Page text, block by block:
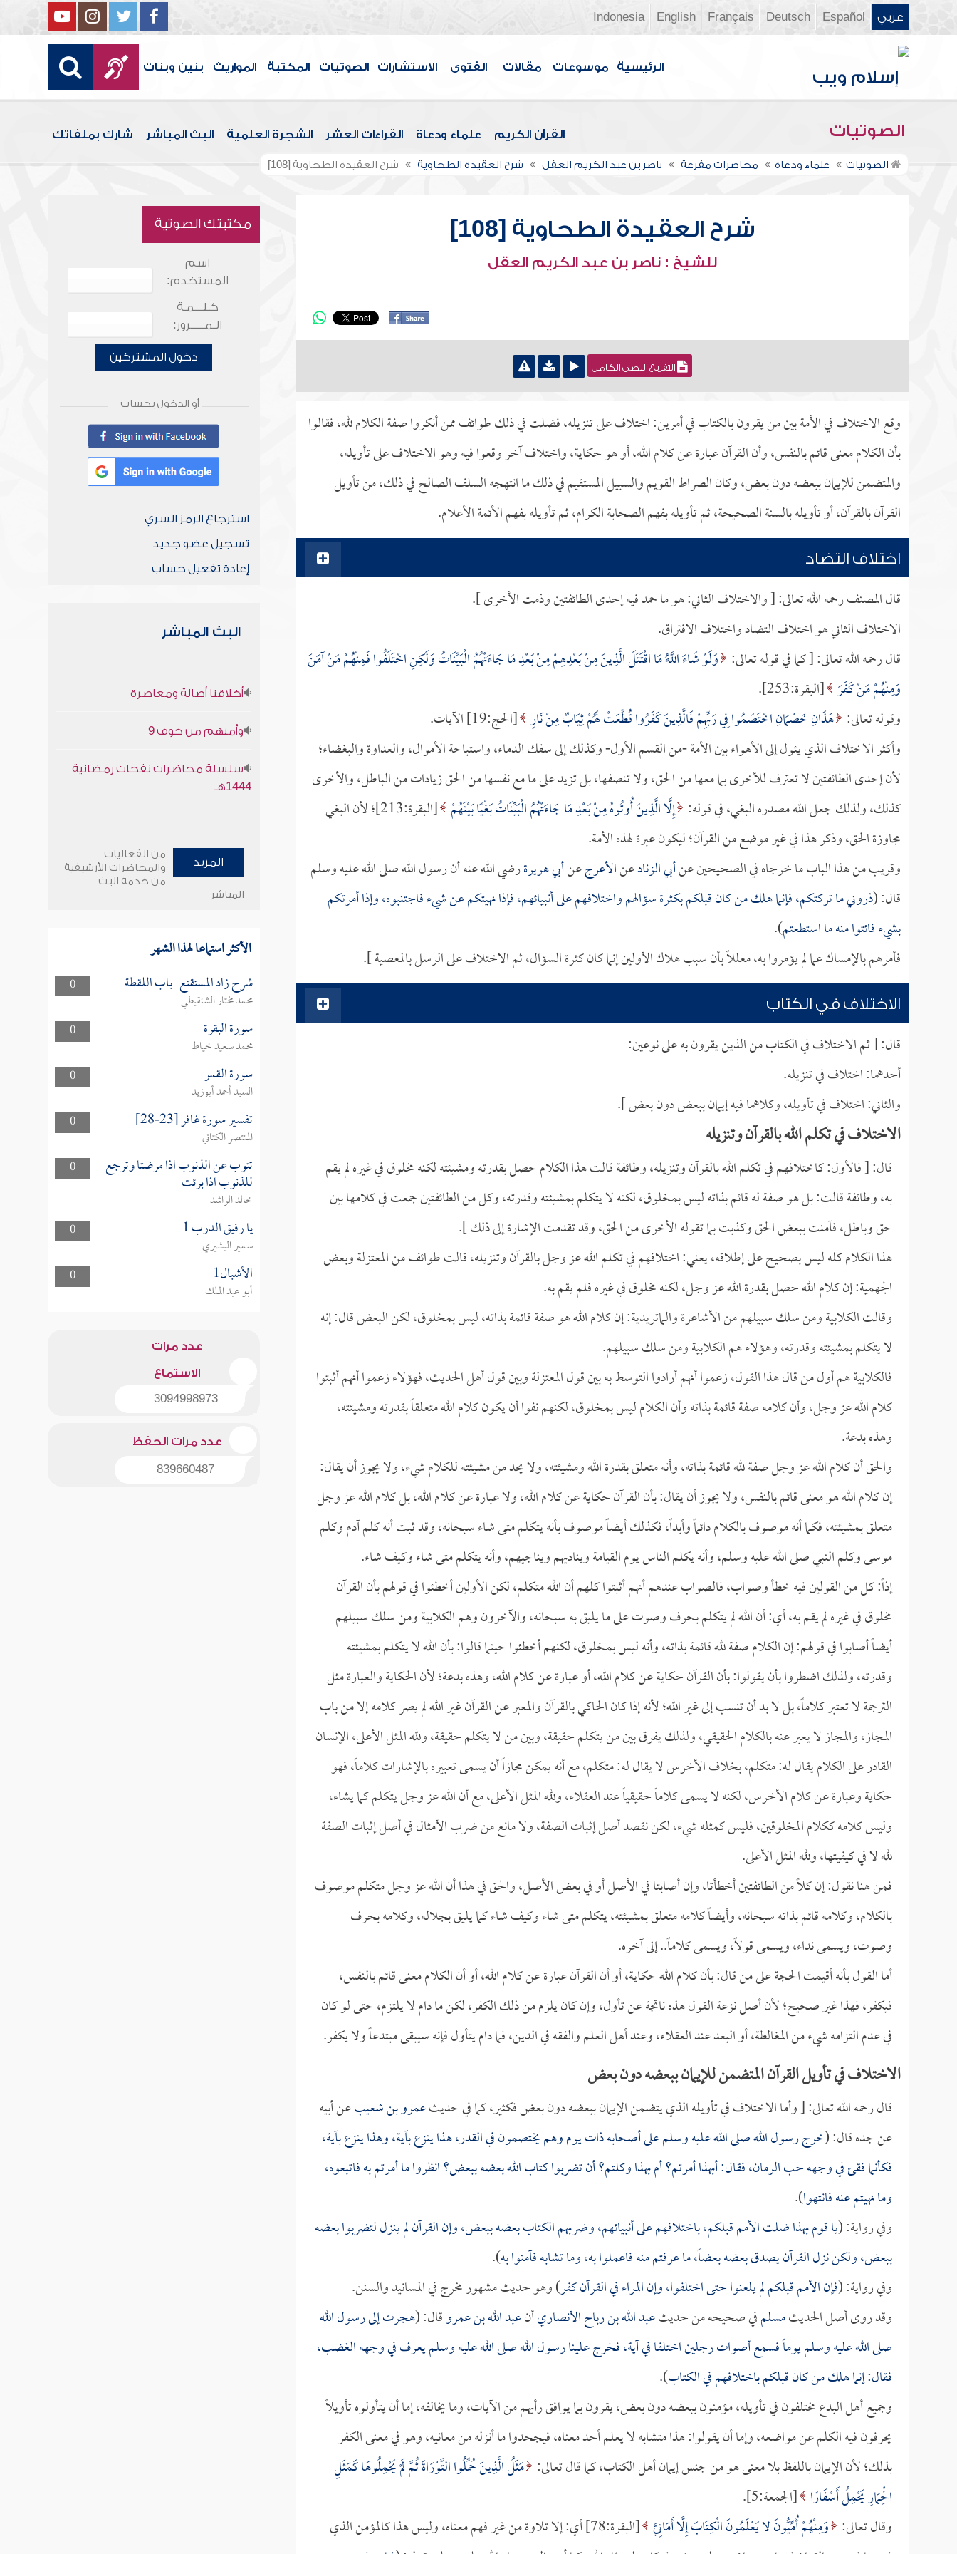
عربي Español
Deutsch
Français
English
Indonesia
الرئيسية موسوعات مقالات الفتوى الاستشارات الصوتيات المكتبة المواريث بنين وبنات
الصوتيات القرآن الكريم علماء ودعاة القراءات العشر الشجرة العلمية البث المباشر شارك بملفاتك
الصوتيات علماء ودعاة محاضرات مفرغة ناصر بن عبد الكريم العقل شرح العقيدة الطحاوية شرح العقيدة الطحاوية [108]
شرح العقيدة الطحاوية [108]
للشيخ : ناصر بن عبد الكريم العقل
التفريغ النصي الكامل
وقع الاختلاف في الأمة بين من يقرون بالكتاب في أمرين: اختلاف على تنزيله، فضلت في ذلك طوائف ممن أنكروا صفة الكلام لله، فقالوا
بأن الكلام معنى قائم بالنفس، وأن القرآن عبارة عن كلام الله، أو هو حكاية، واختلاف آخر وقعوا فيه وهو الاختلاف على تأويله،
والمتضمن للإيمان ببعضه دون بعض، وكان الصراط القويم والسبيل المستقيم في ذلك ما انتهجه السلف الصالح في ذلك، من تأويل
القرآن بالقرآن، أو تأويله بالسنة الصحيحة، ثم تأويله بفهم الصحابة الكرام، ثم تأويله بفهم الأئمة الأعلام.
اختلاف التضاد
قال المصنف رحمه الله تعالى: [ والاختلاف الثاني: هو ما حمد فيه إحدى الطائفتين وذمت الأخرى ].
الاختلاف الثاني هو اختلاف التضاد واختلاف الافتراق.
قال رحمه الله تعالى: [ كما في قوله تعالى: وَلَوْ شَاءَ اللَّهُ مَا اقْتَتَلَ الَّذِينَ مِنْ بَعْدِهِمْ مِنْ بَعْدِ مَا جَاءَتْهُمُ الْبَيِّنَاتُ وَلَكِنِ اخْتَلَفُوا فَمِنْهُمْ مَنْ آمَنَ
وَمِنْهُمْ مَنْ كَفَرَ [البقرة:253].
وقوله تعالى: هَذَانِ خَصْمَانِ اخْتَصَمُوا فِي رَبِّهِمْ فَالَّذِينَ كَفَرُوا قُطِّعَتْ لَهُمْ ثِيَابٌ مِنْ نَارٍ [الحج:19] الآيات.
وأكثر الاختلاف الذي يئول إلى الأهواء بين الأمة -من القسم الأول- وكذلك إلى سفك الدماء، واستباحة الأموال، والعداوة والبغضاء؛
لأن إحدى الطائفتين لا تعترف للأخرى بما معها من الحق، ولا تنصفها، بل تزيد على ما مع نفسها من الحق زيادات من الباطل، والأخرى
كذلك، ولذلك جعل الله مصدره البغي، في قوله: إِلَّا الَّذِينَ أُوتُوهُ مِنْ بَعْدِ مَا جَاءَتْهُمُ الْبَيِّنَاتُ بَغْيًا بَيْنَهُمْ
[البقرة:213]؛ لأن البغي
مجاوزة الحق، وذكر هذا في غير موضع من القرآن؛ ليكون عبرة لهذه الأمة.
وقريب من هذا الباب ما خرجاه في الصحيحين عنأبي الزنادعنالأعرجعنأبي هريرةرضي الله عنه أن رسول الله صلى الله عليه وسلم
قال: (ذروني ما تركتكم، فإنما هلك من كان قبلكم بكثرة سؤالهم واختلافهم على أنبيائهم، فإذا نهيتكم عن شيء فاجتنبوه، وإذا أمرتكم
بشيء فائتوا منه ما استطعتم).
فأمرهم بالإمساك عما لم يؤمروا به، معللاً بأن سبب هلاك الأولين إنما كان كثرة السؤال، ثم الاختلاف على الرسل بالمعصية ].
الاختلاف في الكتاب
قال: [ ثم الاختلاف في الكتاب من الذين يقرون به على نوعين:
أحدهما: اختلاف في تنزيله.
والثاني: اختلاف في تأويله، وكلاهما فيه إيمان ببعض دون بعض ].
الاختلاف في تكلم الله بالقرآن وتنزيله
قال: [ فالأول: كاختلافهم في تكلم الله بالقرآن وتنزيله، وطائفة قالت هذا الكلام حصل بقدرته ومشيئته لكنه مخلوق في غيره لم يقم
به، وطائفة قالت: بل هو صفة له قائم بذاته ليس بمخلوق، لكنه لا يتكلم بمشيئته وقدرته، وكل من الطائفتين جمعت في كلامها بين
حق وباطل، فآمنت ببعض الحق وكذبت بما تقوله الأخرى من الحق، وقد تقدمت الإشارة إلى ذلك ].
هذا الكلام كله ليس بصحيح على إطلاقه، يعني: اختلافهم في تكلم الله عز وجل بالقرآن وتنزيله، قالت طوائف من المعتزلة وبعض
الجهمية: إن كلام الله حصل بقدرة الله عز وجل، لكنه مخلوق في غيره فلم يقم به.
وقالت الكلابية ومن سلك سبيلهم من الأشاعرة والماتريدية: إن كلام الله هو صفة قائمة بذاته، ليس بمخلوق، لكن البعض قال: إنه
لا يتكلم بمشيئته وقدرته، وهؤلاء هم الكلابية ومن سلك سبيلهم.
فالكلابية هم أول من قال هذا القول، زعموا أنهم أرادوا التوسط به بين قول المعتزلة وبين قول أهل الحديث، فهؤلاء زعموا أنهم أثبتوا
كلام الله عز وجل، وأن كلامه صفة قائمة بذاته وأن الكلام ليس بمخلوق، لكنهم نفوا أن يكون كلام الله متعلقاً بقدرته ومشيئته،
وهذه بدعة.
والحق أن كلام الله عز وجل صفة لله قائمة بذاته، وأنه متعلق بقدرة الله ومشيئته، ولا يحد من مشيئته للكلام شيء، ولا يجوز أن يقال:
إن كلام الله هو معنى قائم بالنفس، ولا يجوز أن يقال: بأن القرآن حكاية عن كلام الله، ولا عبارة عن كلام الله، بل كلام الله عز وجل
متعلق بمشيئته، فكما أنه موصوف بالكلام دائماً وأبداً، فكذلك أيضاً موصوف بأنه يتكلم متى شاء سبحانه، وقد ثبت أنه كلم آدم وكلم
موسى وكلم النبي صلى الله عليه وسلم، وأنه يكلم الناس يوم القيامة ويناديهم ويناجيهم، وأنه يتكلم متى شاء وكيف شاء.
إذاً: كل من القولين فيه خطأ وصواب، فالصواب عندهم أنهم أثبتوا كلهم أن الله متكلم، لكن الأولين أخطئوا في قولهم بأن القرآن
مخلوق في غيره لم يقم به، أي: أن الله لم يتكلم بحرف وصوت على ما يليق به سبحانه، والآخرون وهم الكلابية ومن سلك سبيلهم
أيضاً أصابوا في قولهم: إن الكلام صفة لله قائمة بذاته، وأنه ليس بمخلوق، لكنهم أخطئوا حينما قالوا: بأن الله لا يتكلم بمشيئته
وقدرته، ولذلك اضطروا بأن يقولوا: بأن القرآن حكاية عن كلام الله، أو عبارة عن كلام الله، وهذه بدعة؛ لأن الحكاية والعبارة مثل
الترجمة لا تعتبر كلاماً، بل لا بد أن تنسب إلى غير الله؛ لأنه إذا كان الحاكي بالقرآن والمعبر عن القرآن غير الله لم يصر كلامه إلا من باب
المجاز، والمجاز لا يعبر عنه بالكلام الحقيقي، ولذلك يفرق بين من يتكلم حقيقة، وبين من لا يتكلم حقيقة، ولله المثل الأعلى، الإنسان
القادر على الكلام يقال له: متكلم، بخلاف الأخرس لا يقال له: متكلم، مع أنه يمكن مجازاً أن يسمى تعبيره بالإشارات كلاماً، فهو
حكاية وعبارة عن كلام الأخرس، لكنه لا يسمى كلاماً حقيقياً عند العقلاء، ولله المثل الأعلى، مع أن الله عز وجل يتكلم كما يشاء،
وليس كلامه ككلام المخلوقين، فليس كمثله شيء، لكن نقصد أصل إثبات الصفة، ولا مانع من ضرب الأمثال في أصل إثبات الصفة
لله لا في كيفيتها، ولله المثل الأعلى.
فمن هنا نقول: إن كلاً من الطائفتين أخطأتا، وإن أصابتا في الأصل أو في بعض الأصل، والحق في هذا أن الله عز وجل متكلم موصوف
بالكلام، وكلامه قائم بذاته سبحانه، وأيضاً كلامه متعلق بمشيئته، يتكلم متى شاء وكيف شاء كما يليق بجلاله، وكلامه بحرف
وصوت، ويسمى نداء، ويسمى قولاً، ويسمى كلاماً.. إلى آخره.
أما القول بأنه أقيمت الحجة على من قال: بأن كلام الله حكاية، أو أن القرآن عبارة عن كلام الله، أو أن الكلام معنى قائم بالنفس،
فيكفر، فهذا غير صحيح؛ لأن أصل نزعة القول هذه ناتجة عن تأول، وإن كان يلزم من ذلك الكفر، لكن ما دام لا يلتزم، حتى لو كان
في عدم التزامه شيء من المغالطة، أو البعد عند العقلاء، وعند أهل العلم والفقه في الدين، فما دام يتأول فإنه سيبقى مبتدعاً ولا يكفر.
الاختلاف في تأويل القرآن المتضمن للإيمان ببعضه دون بعض
قال رحمه الله تعالى: [ وأما الاختلاف في تأويله الذي يتضمن الإيمان ببعضه دون بعض فكثير، كما في حديثعمرو بن شعيبعن أبيه
عن جده قال: (خرج رسول الله صلى الله عليه وسلم على أصحابه ذات يوم وهم يختصمون في القدر، هذا ينزع بآية، وهذا ينزع بآية،
فكأنما فقئ في وجهه حب الرمان، فقال: أبهذا أمرتم؟ أم بهذا وكلتم؟ أن تضربوا كتاب الله بعضه ببعض؟ انظروا ما أمرتم به فاتبعوه،
وما نهيتم عنه فانتهوا).
وفي رواية: (يا قوم بهذا ضلت الأمم قبلكم، باختلافهم على أنبيائهم، وضربهم الكتاب بعضه ببعض، وإن القرآن لم ينزل لتضربوا بعضه
ببعض، ولكن نزل القرآن يصدق بعضه بعضاً، ما عرفتم منه فاعملوا به، وما تشابه فآمنوا به).
وفي رواية: (فإن الأمم قبلكم لم يلعنوا حتى اختلفوا، وإن المراء في القرآن كفر) وهو حديث مشهور مخرج في المسانيد والسنن.
وقد روى أصل الحديثمسلمفي صحيحه من حديثعبد الله بن رباح الأنصاريأنعبد الله بن عمروقال: (هجرت إلى رسول الله
صلى الله عليه وسلم يوماً فسمع أصوات رجلين اختلفا في آية، فخرج علينا رسول الله صلى الله عليه وسلم يعرف في وجهه الغضب،
فقال: إنما هلك من كان قبلكم باختلافهم في الكتاب).
وجميع أهل البدع مختلفون في تأويله، مؤمنون ببعضه دون بعض، يقرون بما يوافق رأيهم من الآيات، وما يخالفه، إما أن يتأولوه تأويلاً
يحرفون فيه الكلم عن مواضعه، وإما أن يقولوا: هذا متشابه لا يعلم أحد معناه، فيجحدوا ما أنزله من معانيه، وهو في معنى الكفر
بذلك؛ لأن الإيمان باللفظ بلا معنى هو من جنس إيمان أهل الكتاب، كما قال تعالى: مَثَلُ الَّذِينَ حُمِّلُوا التَّوْرَاةَ ثُمَّ لَمْ يَحْمِلُوهَا كَمَثَلِ
الْحِمَارِ يَحْمِلُ أَسْفَارًا [الجمعة:5].
وقال تعالى: وَمِنْهُمْ أُمِّيُّونَ لا يَعْلَمُونَ الْكِتَابَ إِلَّا أَمَانِيَّ
[البقرة:78] أي: إلا تلاوة من غير فهم معناه، وليس هذا كالمؤمن الذي
مكتبتك الصوتية
اسم
المستخدم:
كـلـــمـة
الـمـــــرور:
دخول المشتركين
أو الدخول بحساب
استرجاع الرمز السري
تسجيل عضو جديد
إعادة تفعيل حساب
البث المباشر
أخلاقنا أصالة ومعاصرة
وأمنهم من خوف 9
سلسلة محاضرات نفحات رمضانية
1444هـ
المزيد
من الفعاليات
والمحاضرات الأرشيفية
من خدمة البث
المباشر
الأكثر استماعا لهذا الشهر
0 شرح زاد المستقنع_باب اللقطة
محمد مختار الشنقيطي
0
سورة البقرة
محمد سعيد خياط
0
سورة القمر
السيد أحمد أبوزيد
0
تفسير سورة غافر [23-28]
المنتصر الكتاني
0
تتوب عن الذنوب اذا مرضتا وترجع
للذنوب اذا برئت
خالد الراشد
0
يا رفيق الدرب 1
سمير البشيري
0
الأشبال1
أبو عبد الملك
عدد مرات
الاستماع
3094998973
عدد مرات الحفظ
839660487